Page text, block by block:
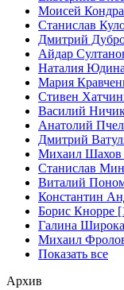
Моисей
Станислав
Дмитрий
Айдар
Наталия
Мария
Стивен
Василий
Анатолий
Дмитрий
Михаил Шахов
Станислав
Виталий
Константин
Борис Кнорре
Галина
Михаил
Показать все
Архив